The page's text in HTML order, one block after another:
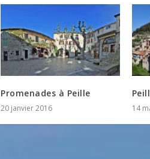
Promenades à Peille
20 janvier 2016 14